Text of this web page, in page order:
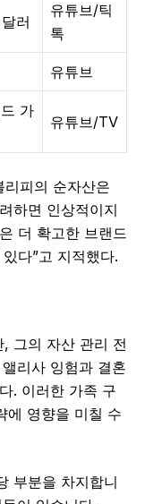
러
유튜브/틱
톡
유튜브
가
유튜브/TV
피의 순자산은
하면 인상적이지
더 확고한 브랜드
다”고 지적했다.
그의 자산 관리 전
리사 잉험과 결혼
. 이러한 가족 구
에 영향을 미칠 수
부분을 차지합니